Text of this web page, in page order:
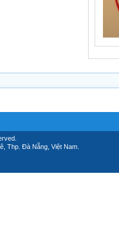
Thp. Đà Nẵng, Việt Nam.